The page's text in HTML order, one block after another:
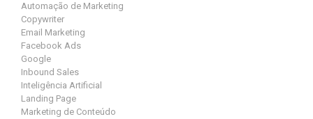
Automação de Marketing
Copywriter
Email Marketing
Facebook Ads
Google
Inbound Sales
Inteligência Artificial
Landing Page
Marketing de Conteúdo